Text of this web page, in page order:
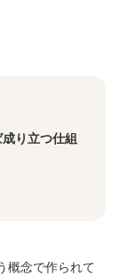
り立つ仕組
概念で作られて